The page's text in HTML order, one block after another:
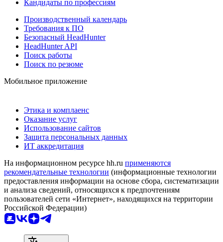
Кандидаты по профессиям
Производственный календарь
Требования к ПО
Безопасный HeadHunter
HeadHunter API
Поиск работы
Поиск по резюме
Мобильное приложение
Этика и комплаенс
Оказание услуг
Использование сайтов
Защита персональных данных
ИТ аккредитация
На информационном ресурсе hh.ru применяются
рекомендательные технологии (информационные технологии
предоставления информации на основе сбора, систематизации
и анализа сведений, относящихся к предпочтениям
пользователей сети «Интернет», находящихся на территории
Российской Федерации)